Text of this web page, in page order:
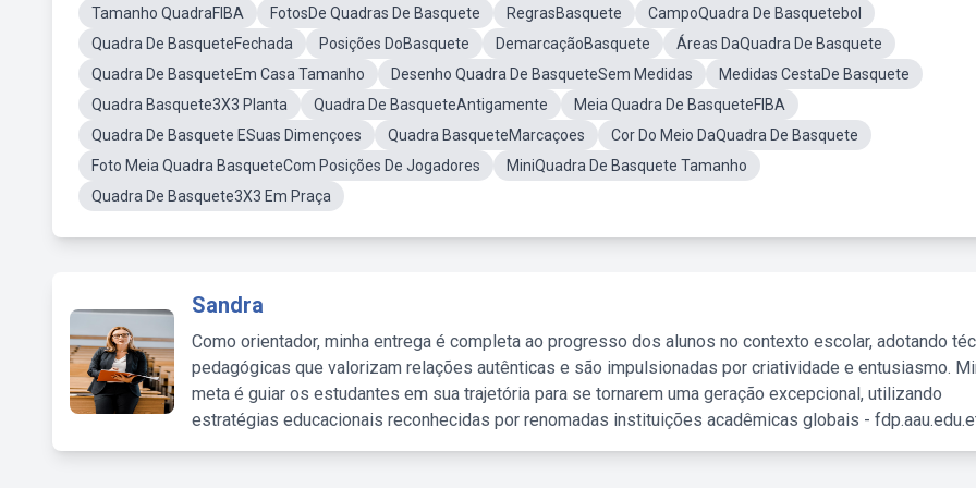
Tamanho QuadraFIBA
FotosDe Quadras De Basquete RegrasBasquete
CampoQuadra De Basquetebol
Quadra De BasqueteFechada
Posições DoBasquete DemarcaçãoBasquete
Áreas DaQuadra De Basquete
Quadra De BasqueteEm Casa Tamanho
Desenho Quadra De BasqueteSem Medidas
Medidas CestaDe Basquete
Quadra Basquete3X3 Planta
Quadra De BasqueteAntigamente
Meia Quadra De BasqueteFIBA
Quadra De Basquete ESuas Dimençoes
Quadra BasqueteMarcaçoes
Cor Do Meio DaQuadra De Basquete
Foto Meia Quadra BasqueteCom Posições De Jogadores
MiniQuadra De Basquete Tamanho
Quadra De Basquete3X3 Em Praça
Sandra
Como orientador, minha entrega é completa ao progresso dos alunos no contexto escolar, adotando
pedagógicas que valorizam relações autênticas e são impulsionadas por criatividade e entusiasmo.
meta é guiar os estudantes em sua trajetória para se tornarem uma geração excepcional, utilizando
estratégias educacionais reconhecidas por renomadas instituições acadêmicas globais -